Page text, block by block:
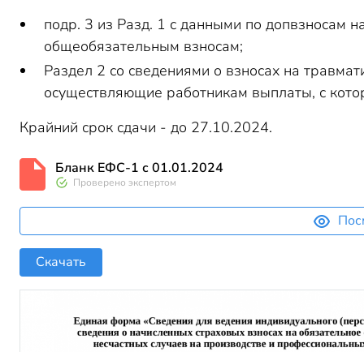
подр. 3 из Разд. 1 с данными по допвзносам
общеобязательным взносам;
Раздел 2 со сведениями о взносах на
осуществляющие работникам выплаты, с
Крайний срок сдачи - до 27.10.2024.
Бланк ЕФС-1 с 01.01.2024
Проверено экспертом
Скачать